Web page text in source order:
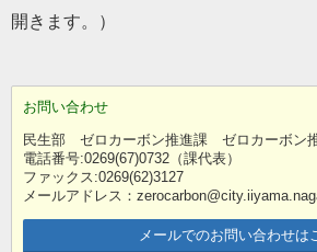
開きます。）
お問い合わせ
民生部 ゼロカーボン推進課 ゼロカーボン
電話番号:0269(67)0732（課代表）
ファックス:0269(62)3127
メールアドレス：
メールでのお問い合わせは